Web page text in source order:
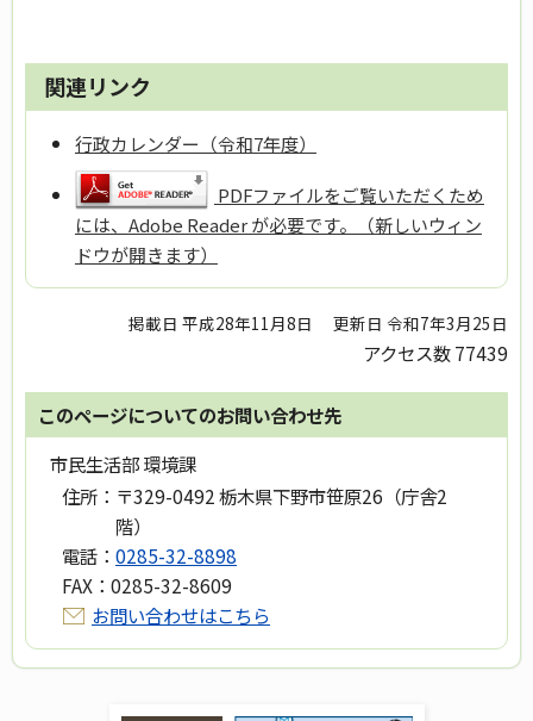
関連リンク
行政カレンダー（令和7年度）
PDFファイルをご覧いただくため
には、Adobe Reader が必要です。（新しいウィン
ドウが開きます）
掲載日 平成28年11月8日 更新日 令和7年3月25日
アクセス数77439
このページについてのお問い合わせ先
市民生活部 環境課
住所： 〒329-0492 栃木県下野市笹原26（庁舎2
階）
電話： 0285-32-8898
FAX： 0285-32-8609
お問い合わせはこちら